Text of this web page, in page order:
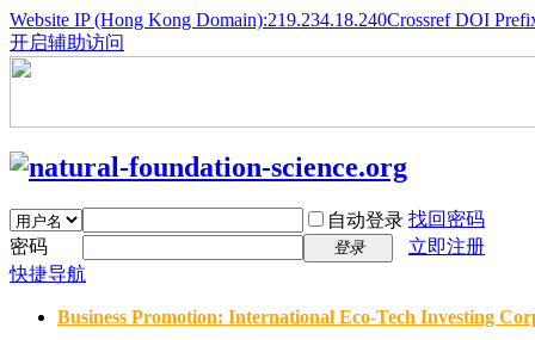
Website IP (Hong Kong Domain):219.234.18.240Crossref DOI
开启辅助访问
自动登录 找回密码
密码
登录
立即注册
快捷导航
Business Promotion: International Eco-Tech Investing